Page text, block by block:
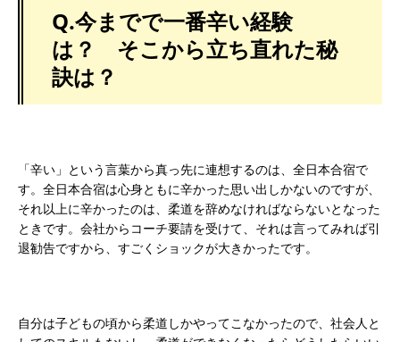
Q.今までで一番辛い経験
は？ そこから立ち直れた秘
訣は？
「辛い」という言葉から真っ先に連想するのは、全日本合宿で
す。全日本合宿は心身ともに辛かった思い出しかないのですが、
それ以上に辛かったのは、柔道を辞めなければならないとなった
ときです。会社からコーチ要請を受けて、それは言ってみれば引
退勧告ですから、すごくショックが大きかったです。
自分は子どもの頃から柔道しかやってこなかったので、社会人と